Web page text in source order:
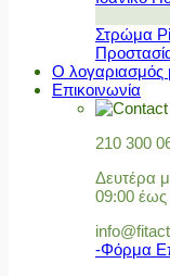
Στρώμα
Ο λογαριασμός
Επικοινωνία
210 300
Δευτέρα
09:00 έως
-Φόρμα